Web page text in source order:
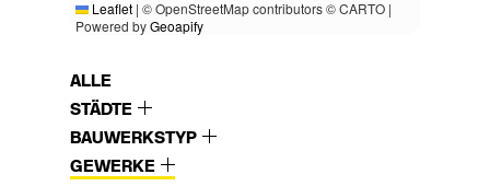
Leaflet | © OpenStreetMap contributors © CARTO |
Powered byGeoapify
ALLE
STÄDTE
BAUWERKSTYP
GEWERKE